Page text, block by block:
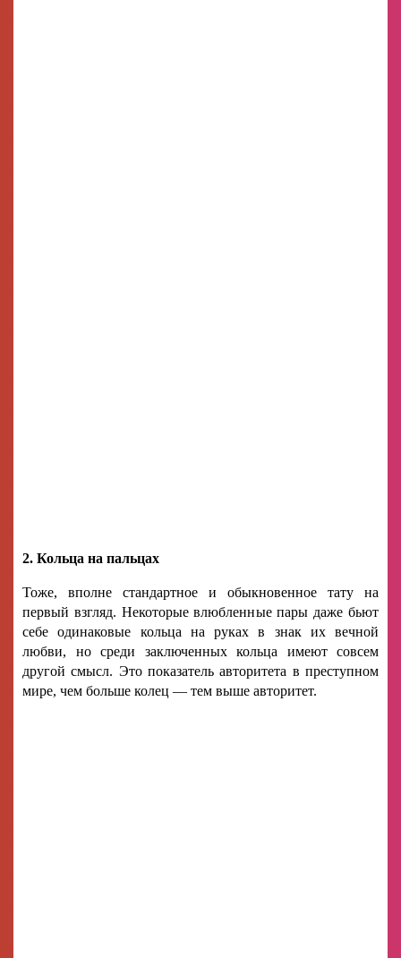
2. Кольца на пальцах
Тоже, вполне стандартное и обыкновенное тату на
первый взгляд. Некоторые влюбленные пары даже бьют
себе одинаковые кольца на руках в знак их вечной
любви, но среди заключенных кольца имеют совсем
другой смысл. Это показатель авторитета в преступном
мире, чем больше колец — тем выше авторитет.